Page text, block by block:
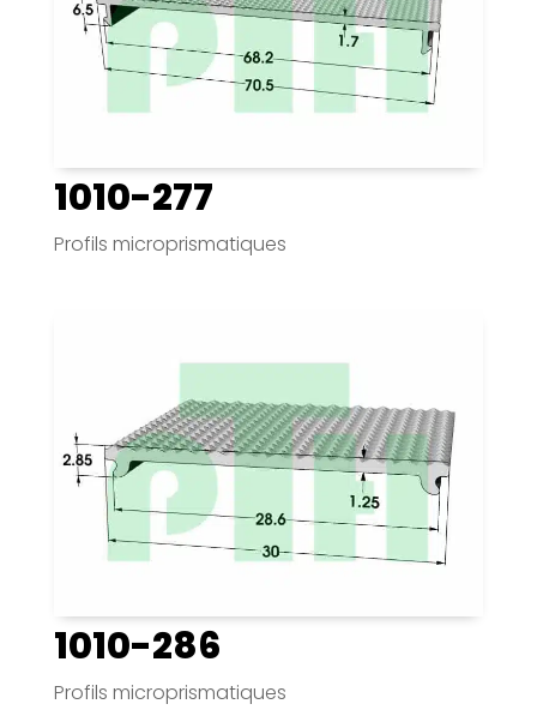
1010-277
Profils microprismatiques
1010-286
Profils microprismatiques